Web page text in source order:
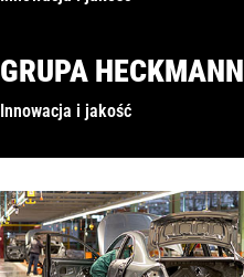
GRUPA HECKMANN
Innowacja i jakość